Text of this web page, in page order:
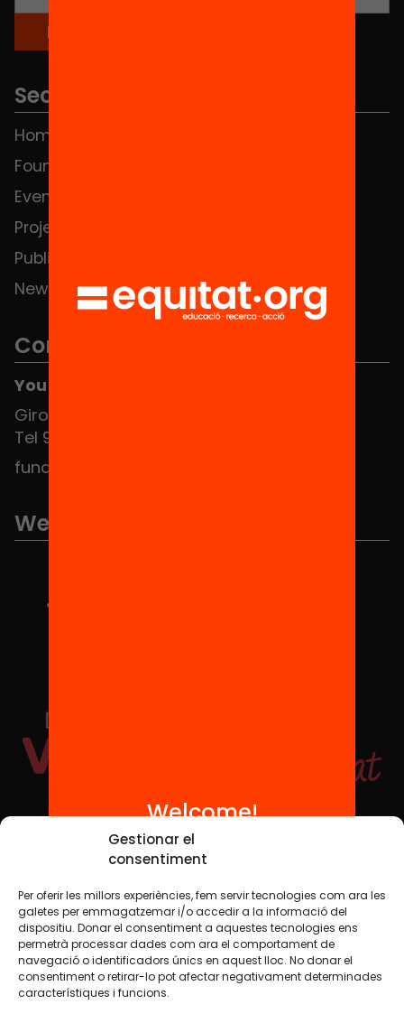
Gestionar el
consentiment
Per oferir les millors experiències, fem servir tecnologies com ara les
galetes per emmagatzemar i/o accedir a la informació del
dispositiu. Donar el consentiment a aquestes tecnologies ens
permetrà processar dades com ara el comportament de
navegació o identificadors únics en aquest lloc. No donar el
consentiment o retirar-lo pot afectar negativament determinades
característiques i funcions.
Sections
Home
Foundation
Events
Projects
Publications and videos
News
Contact
You can find us at the Social HUB
Girona 34, interior 08010 Barcelona
Tel 934 588 700
fundacio@equitat.org
We are part of...
Social Media
TW YTB IG FB IN
Legal NoticeCookie Policy
Welcome!